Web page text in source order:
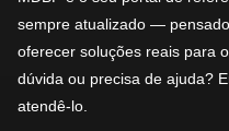
sempre atualizado —
oferecer soluções reais para
dúvida ou precisa de ajuda?
atendê-lo.